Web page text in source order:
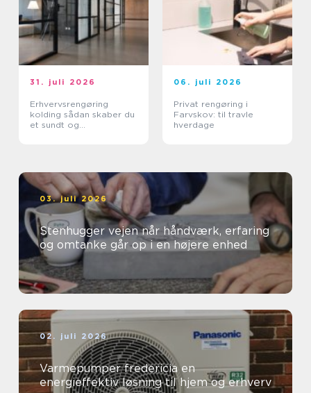
31. juli 2026
Erhvervsrengøring
kolding sådan skaber du
et sundt og
06. juli 2026
Privat rengøring i
Farvskov: til travle
hverdage
03. juli 2026
Stenhugger vejen når håndværk, erfaring
og omtanke går op i en højere enhed
02. juli 2026
Varmepumper fredericia en
energieffektiv løsning til hjem og erhverv